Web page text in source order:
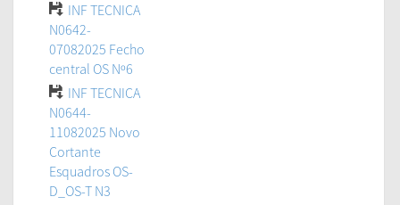
INF TECNICA
N0642-
07082025 Fecho
central OS Nº6
INF TECNICA
N0644-
11082025 Novo
Cortante
Esquadros OS-
D_OS-T N3